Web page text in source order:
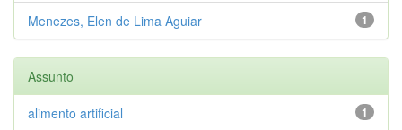
1
Menezes, Elen de Lima Aguiar
Assunto
1
alimento artificial